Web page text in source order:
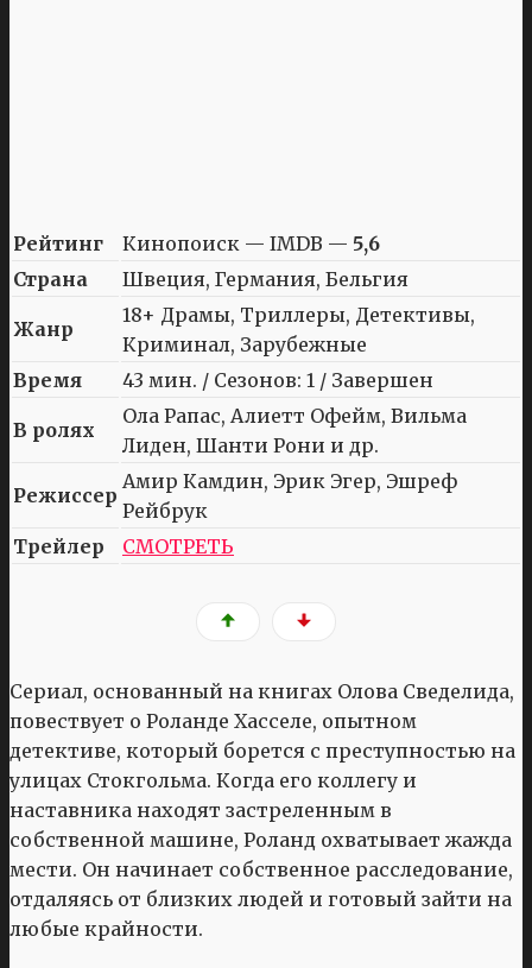
Рейтинг Кинопоиск — IMDB — 5,6
Страна
Швеция, Германия, Бельгия
Жанр
18+ Драмы, Триллеры, Детективы,
Криминал, Зарубежные
Время
43 мин. / Сезонов: 1 / Завершен
В ролях
Ола Рапас, Алиетт Офейм, Вильма
Лиден, Шанти Рони и др.
Режиссер
Амир Камдин, Эрик Эгер, Эшреф
Рейбрук
Трейлер
СМОТРЕТЬ
Сериал, основанный на книгах Олова Сведелида,
повествует о Роланде Хасселе, опытном
детективе, который борется с преступностью на
улицах Стокгольма. Когда его коллегу и
наставника находят застреленным в
собственной машине, Роланд охватывает жажда
мести. Он начинает собственное расследование,
отдаляясь от близких людей и готовый зайти на
любые крайности.